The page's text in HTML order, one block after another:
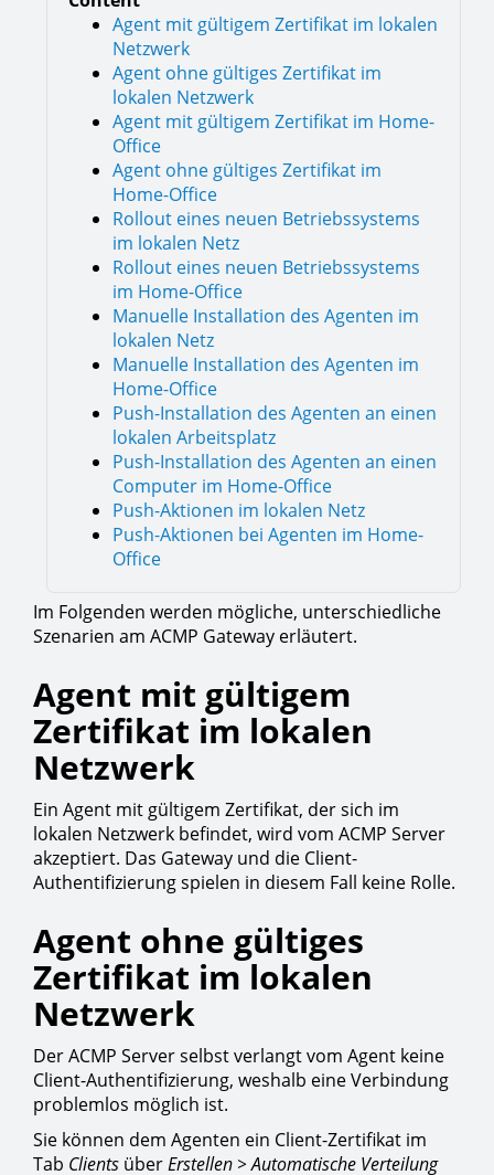
Agent mit gültigem Zertifikat im lokalen
Netzwerk
Agent ohne gültiges Zertifikat im
lokalen Netzwerk
Agent mit gültigem Zertifikat im Home-
Office
Agent ohne gültiges Zertifikat im
Home-Office
Rollout eines neuen Betriebssystems
im lokalen Netz
Rollout eines neuen Betriebssystems
im Home-Office
Manuelle Installation des Agenten im
lokalen Netz
Manuelle Installation des Agenten im
Home-Office
Push-Installation des Agenten an einen
lokalen Arbeitsplatz
Push-Installation des Agenten an einen
Computer im Home-Office
Push-Aktionen im lokalen Netz
Push-Aktionen bei Agenten im Home-
Office
Im Folgenden werden mögliche, unterschiedliche
Szenarien am ACMP Gateway erläutert.
Agent mit gültigem
Zertifikat im lokalen
Netzwerk
Ein Agent mit gültigem Zertifikat, der sich im
lokalen Netzwerk befindet, wird vom ACMP Server
akzeptiert. Das Gateway und die Client-
Authentifizierung spielen in diesem Fall keine Rolle.
Agent ohne gültiges
Zertifikat im lokalen
Netzwerk
Der ACMP Server selbst verlangt vom Agent keine
Client-Authentifizierung, weshalb eine Verbindung
problemlos möglich ist.
Sie können dem Agenten ein Client-Zertifikat im
Tab Clients überErstellen > Automatische Verteilung